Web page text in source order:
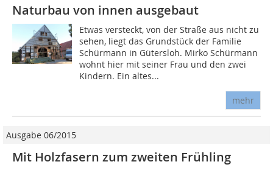
Naturbau von innen ausgebaut
Etwas versteckt, von der Straße aus nicht zu
sehen, liegt das Grundstück der Familie
Schürmann in Gütersloh. Mirko Schürmann
wohnt hier mit seiner Frau und den zwei
Kindern. Ein altes...
mehr
Ausgabe 06/2015
Mit Holzfasern zum zweiten Frühling